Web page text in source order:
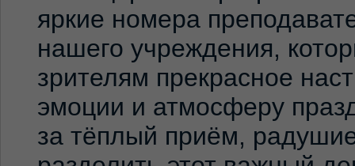
яркие номера
нашего учреждения,
зрителям прекрасное
эмоции и атмосферу
за тёплый приём,